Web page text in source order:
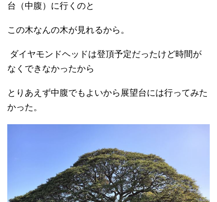
台（中腹）に行くのと
この木なんの木が見れるから。
ダイヤモンドヘッドは登頂予定だったけど時間が
なくできなかったから
とりあえず中腹でもよいから展望台には行ってみた
かった。